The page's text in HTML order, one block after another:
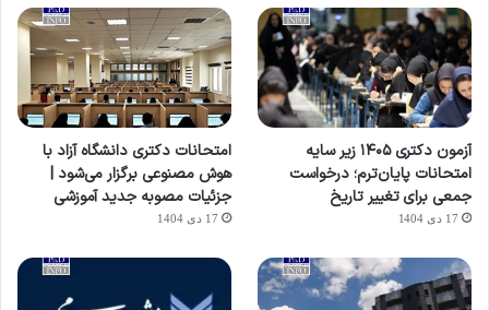
آزمون دکتری ۱۴۰۵ زیر سایه
امتحانات پایان‌ترم؛ درخواست
جمعی برای تغییر تاریخ
17 دی 1404
امتحانات دکتری دانشگاه آزاد با
هوش مصنوعی برگزار می‌شود |
جزئیات مصوبه جدید آموزشی
17 دی 1404